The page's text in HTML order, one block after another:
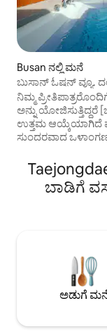
Busan ನಲ್ಲಿ ಮನೆ
ಬುಸಾನ್ ಓಷನ್ ವ್ಯೂ.
ಸಾಂಗ್ಡೋ. K-BBQ.
ಗ್ರಾಮ. ಬುಸಾನ್
ಮಾರುಕಟ್ಟೆ. ವಿಶ್ರಾಂತಿ
ನಿಮ್ಮ
ಅನ್ನು ಯೋಜಿಸುತ್ತಿದ್ದರೆ [ಬುಸಾನ್ ಸನ್‌ರೈಸ್-ರೋ]
ಉತ್ತಮ ಆಯ್ಕೆಯಾಗಿದೆ ವಸತಿ ಸೌಕರ್ಯವು
ಸುಂದರವಾದ
ದೃಶ್ಯವನ್ನು ವೀಕ್ಷಿಸುವಾಗ, ಉಚಿತ ತೆರೆದ ಗಾಳಿಯ
ವರ್ಲ್‌ಪೂಲ್ ಸ್ನಾನ ನೀವು ಅದನ್ನು ಆನಂದಿಸಬಹುದು.
ರೂಮ್ ಅತ್ಯಂತ
ವಾಶ್‌ಬೇಸಿನ್. ಇದು
ಮೇಲ್ಛಾವಣಿಯು ಬಿಸಿ
ಹೊಂದಿರುವ
ಹೊಂದಿದೆ. ನೀವು
ದಣಿದ ನಿಮ್ಮ ದೇಹ ಮತ್ತು ಮನಸ್ಸು
ಬಾಡಿಗೆ
ಅಡುಗೆ